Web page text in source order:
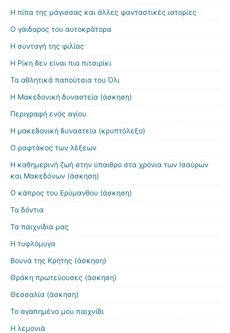
Η πίπα της μάγισσας και άλλες φανταστικές ιστορίες
Ο γάιδαρος του αυτοκράτορα
Η συνταγή της φιλίας
Η Ρίκη δεν είναι πια πιτσιρίκι
Τα αθλητικά παπούτσια του Όλι
Η Μακεδονική δυναστεία (άσκηση)
Περιγραφή ενός αγίου
Η μακεδονική δυναστεία (κρυπτόλεξο)
Ο ραφτάκος των λέξεων
Η καθημερινή ζωή στην ύπαιθρο στα χρόνια των Ισαύρων
και Μακεδόνων (άσκηση)
Ο κάπρος του Ερύμανθου (άσκηση)
Τα δόντια
Τα παιχνίδια μας
Η τυφλόμυγα
Βουνά της Κρήτης (άσκηση)
Θράκη πρωτεύουσες (άσκηση)
Θεσσαλία (άσκηση)
Το αγαπημένο μου παιχνίδι
Η λεμονιά